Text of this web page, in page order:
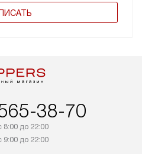
38-70
8:00 до 22:00
9:00 до 22:00